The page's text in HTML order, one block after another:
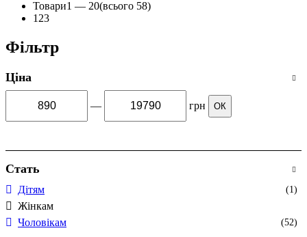
Товари1 — 20(всього 58)
1 23
Фільтр
Ціна
— грн ОК
Стать
Дітям (1)
Жінкам
Чоловікам
(52)